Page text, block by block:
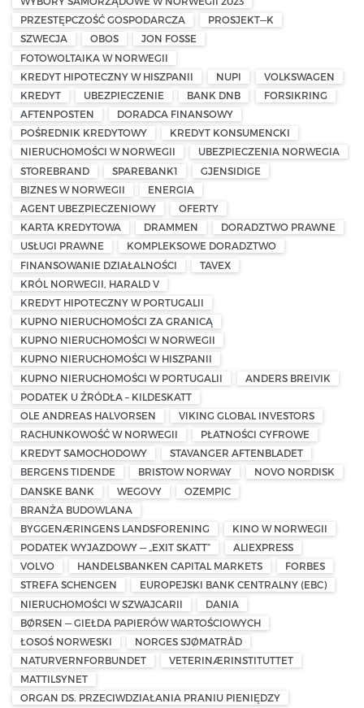
PRZESTĘPCZOŚĆ GOSPODARCZA
PROSJEKT—K
SZWECJA
OBOS
JON FOSSE
FOTOWOLTAIKA W NORWEGII
KREDYT HIPOTECZNY W HISZPANII
NUPI
VOLKSWAGEN
KREDYT
UBEZPIECZENIE BANK DNB
FORSIKRING
AFTENPOSTEN
DORADCA FINANSOWY
POŚREDNIK KREDYTOWY
KREDYT KONSUMENCKI
NIERUCHOMOŚCI W NORWEGII
UBEZPIECZENIA NORWEGIA
STOREBRAND
SPAREBANK1
GJENSIDIGE
BIZNES W NORWEGII
ENERGIA
AGENT UBEZPIECZENIOWY
OFERTY
KARTA KREDYTOWA
DRAMMEN
DORADZTWO PRAWNE
USŁUGI PRAWNE
KOMPLEKSOWE DORADZTWO
FINANSOWANIE DZIAŁALNOŚCI
TAVEX
KRÓL NORWEGII, HARALD V
KREDYT HIPOTECZNY W PORTUGALII
KUPNO NIERUCHOMOŚCI ZA GRANICĄ
KUPNO NIERUCHOMOŚCI W NORWEGII
KUPNO NIERUCHOMOŚCI W HISZPANII
KUPNO NIERUCHOMOŚCI W PORTUGALII
ANDERS BREIVIK
PODATEK U ŹRÓDŁA – KILDESKATT
OLE ANDREAS HALVORSEN
VIKING GLOBAL INVESTORS
RACHUNKOWOŚĆ W NORWEGII
PŁATNOŚCI CYFROWE
KREDYT SAMOCHODOWY
STAVANGER AFTENBLADET
BERGENS TIDENDE
BRISTOW NORWAY
NOVO NORDISK
DANSKE BANK
WEGOVY
OZEMPIC
BRANŻA BUDOWLANA
BYGGENÆRINGENS LANDSFORENING
KINO W NORWEGII
PODATEK WYJAZDOWY — „EXIT SKATT”
ALIEXPRESS
VOLVO
HANDELSBANKEN CAPITAL MARKETS
FORBES
STREFA SCHENGEN
EUROPEJSKI BANK CENTRALNY (EBC)
NIERUCHOMOŚCI W SZWAJCARII
DANIA
BØRSEN — GIEŁDA PAPIERÓW WARTOŚCIOWYCH
ŁOSOŚ NORWESKI
NORGES SJØMATRÅD
NATURVERNFORBUNDET
VETERINÆRINSTITUTTET
MATTILSYNET
ORGAN DS. PRZECIWDZIAŁANIA PRANIU PIENIĘDZY